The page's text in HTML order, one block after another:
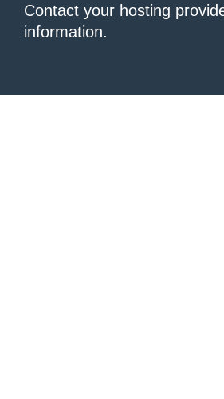
Contact your hosting
information.